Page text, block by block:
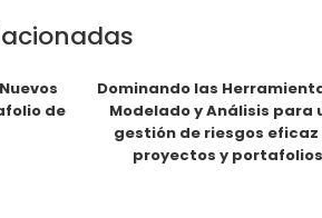
de
Dominando las
Modelado y Análisis para
gestión de riesgos eficaz
proyectos y portafolios